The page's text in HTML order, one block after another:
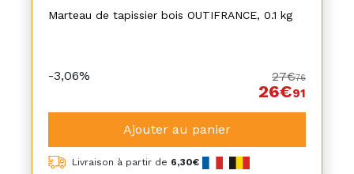
Marteau de tapissier bois OUTIFRANCE, 0.1 kg
-3,06% 27€76
26€91
Ajouter au panier
Livraison à partir de 6,30€